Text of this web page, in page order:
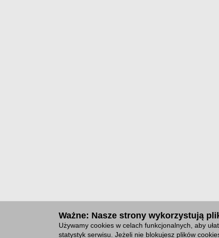
Ważne: Nasze strony wykorzystują
Używamy cookies w celach funkcjonalnych, aby
statystyk serwisu. Jeżeli nie blokujesz plików